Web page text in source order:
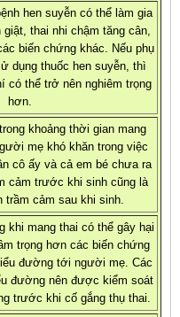
hen suyễn có thể làm gia
thai nhi chậm tăng cân,
biến chứng khác. Nếu phụ
dụng thuốc hen suyễn, thì
có thể trở nên nghiêm trọng
hơn.
khoảng thời gian mang
mẹ khó khăn trong việc
cô ấy và cả em bé chưa ra
cảm trước khi sinh cũng là
trầm cảm sau khi sinh.
khi mang thai có thể gây hại
trọng hơn các biến chứng
đường tới người mẹ. Các
đường nên được kiểm soát
trước khi cố gắng thụ thai.